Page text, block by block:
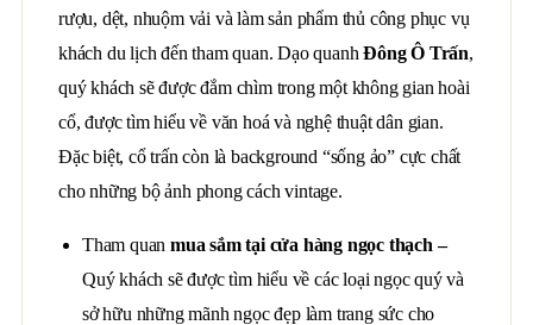
rượu, dệt, nhuộm vải và làm sản phẩm thủ công phục vụ
khách du lịch đến tham quan. Dạo quanhĐông Ô Trấn,
quý khách sẽ được đắm chìm trong một không gian hoài
cổ, được tìm hiểu về văn hoá và nghệ thuật dân gian.
Đặc biệt, cổ trấn còn là background “sống ảo” cực chất
cho những bộ ảnh phong cách vintage.
Tham quan mua sắm tại cửa hàng ngọc thạch –
Quý khách sẽ được tìm hiểu về các loại ngọc quý và
sở hữu những mãnh ngọc đẹp làm trang sức cho